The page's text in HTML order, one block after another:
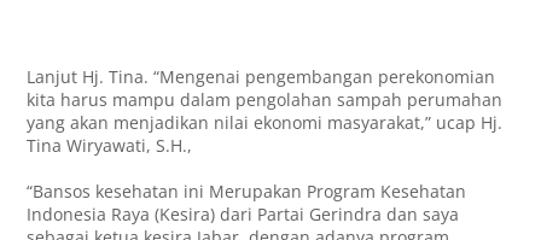
Lanjut Hj. Tina. “Mengenai pengembangan perekonomian
kita harus mampu dalam pengolahan sampah perumahan
yang akan menjadikan nilai ekonomi masyarakat,” ucap Hj.
Tina Wiryawati, S.H.,
“Bansos kesehatan ini Merupakan Program Kesehatan
Indonesia Raya (Kesira) dari Partai Gerindra dan saya